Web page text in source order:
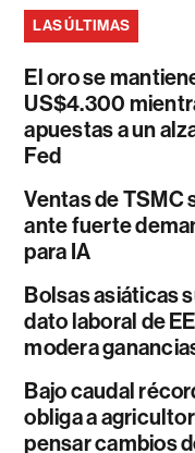
LAS ÚLTIMAS
El oro se
US$4.300
apuestas a un
Fed
Ventas de TSMC
ante fuerte
para IA
Bolsas asiáticas
dato laboral de
modera
Bajo caudal
obliga a
pensar cambios